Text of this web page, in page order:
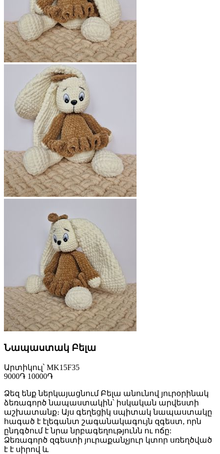
Նապաստակ Բելա
Արտիկուլ՝ MK15F35
9000֏ 10000֏
Ձեզ ենք ներկայացնում Բելա անունով յուրօրինակ
ձեռագործ նապաստակին՝ իսկական արվեստի
աշխատանք։ Այս գեղեցիկ սպիտակ նապաստակը
հագած է էլեգանտ շագանակագույն զգեստ, որն
ընդգծում է նրա նրբագեղությունն ու ոճը:
Ձեռագործ զգեստի յուրաքանչյուր կտոր սռեղծված
է է սիրով և